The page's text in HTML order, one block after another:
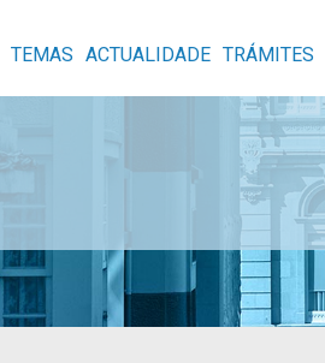
TEMAS ACTUALIDADE TRÁMITES